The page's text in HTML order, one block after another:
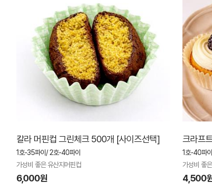
칼라 머핀컵 그린체크 500개 [사이즈선택]
1호-35파이/ 2호-40파이
가성비 좋은 유산지머핀컵
6,000원
크라프
1호-40파
가성비 좋
4,500